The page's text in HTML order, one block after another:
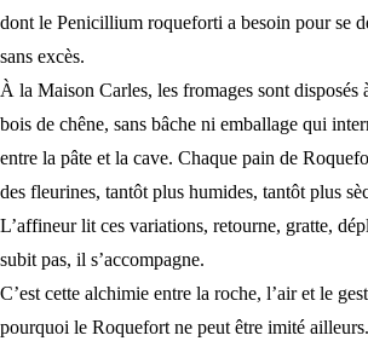
dont le Penicillium roqueforti a besoin pour se
sans excès.
À la Maison Carles, les fromages sont disposés
bois de chêne, sans bâche ni emballage qui
entre la pâte et la cave. Chaque pain de
des fleurines, tantôt plus humides, tantôt plus
L’affineur lit ces variations, retourne, gratte,
subit pas, il s’accompagne.
C’est cette alchimie entre la roche, l’air et le
pourquoi le Roquefort ne peut être imité